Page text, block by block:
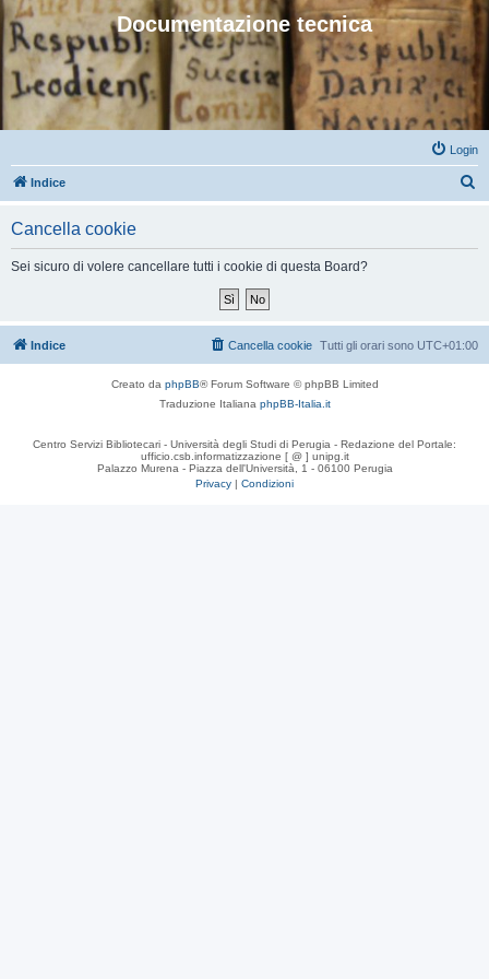
Documentazione tecnica
Login
Indice
Cancella cookie
Sei sicuro di volere cancellare tutti i cookie di questa Board?
Indice Tutti gli orari sono UTC+01:00
Cancella cookie
Creato da phpBB® Forum Software © phpBB Limited
Traduzione Italiana phpBB-Italia.it
Centro Servizi Bibliotecari - Università degli Studi di Perugia - Redazione del Portale:
ufficio.csb.informatizzazione [ @ ] unipg.it
Palazzo Murena - Piazza dell'Università, 1 - 06100 Perugia
Privacy | Condizioni